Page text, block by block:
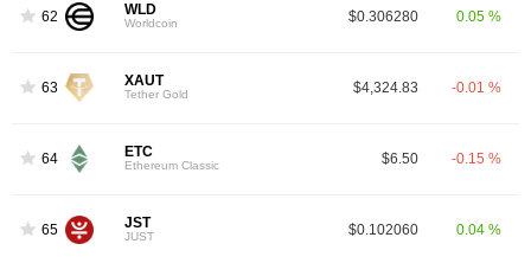
62 WLD
Worldcoin $0.306280 0.05 %
63 XAUT
Tether Gold $4,324.83 -0.01 %
64 ETC
Ethereum Classic $6.50 -0.15 %
65 JST
JUST $0.102060 0.04 %